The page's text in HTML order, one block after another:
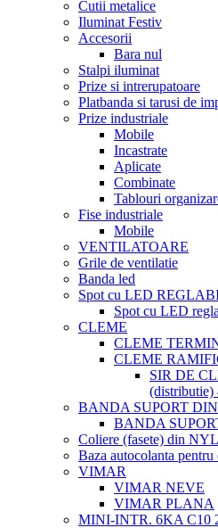
Cutii metalice
Iluminat Festiv
Accesorii
Bara nul
Stalpi iluminat
Prize si intrerupatoare
Platbanda si tarusi de
Prize industriale
Mobile
Incastrate
Aplicate
Combinate
Tablouri
Fise industriale
Mobile
VENTILATOARE
Grile de ventilatie
Banda led
Spot cu LED
Spot cu LED
CLEME
CLEME
CLEME
SIR DE
(distributie)
BANDA SUPORT
BANDA
Coliere (fasete) din
Baza autocolanta pentru
VIMAR
VIMAR NEVE
VIMAR PLANA
MINI-INTR. 6KA C10